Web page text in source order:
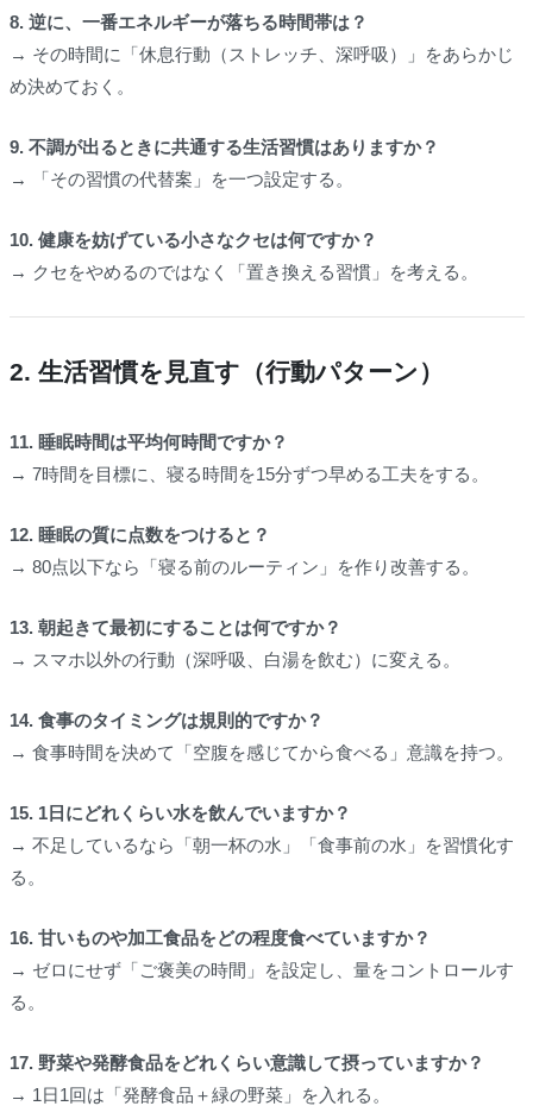
8. 逆に、一番エネルギーが落ちる時間帯は？
→ その時間に「休息行動（ストレッチ、深呼吸）」をあらかじ
め決めておく。
9. 不調が出るときに共通する生活習慣はありますか？
→ 「その習慣の代替案」を一つ設定する。
10. 健康を妨げている小さなクセは何ですか？
→ クセをやめるのではなく「置き換える習慣」を考える。
2. 生活習慣を見直す（行動パターン）
11. 睡眠時間は平均何時間ですか？
→ 7時間を目標に、寝る時間を15分ずつ早める工夫をする。
12. 睡眠の質に点数をつけると？
→ 80点以下なら「寝る前のルーティン」を作り改善する。
13. 朝起きて最初にすることは何ですか？
→ スマホ以外の行動（深呼吸、白湯を飲む）に変える。
14. 食事のタイミングは規則的ですか？
→ 食事時間を決めて「空腹を感じてから食べる」意識を持つ。
15. 1日にどれくらい水を飲んでいますか？
→ 不足しているなら「朝一杯の水」「食事前の水」を習慣化す
る。
16. 甘いものや加工食品をどの程度食べていますか？
→ ゼロにせず「ご褒美の時間」を設定し、量をコントロールす
る。
17. 野菜や発酵食品をどれくらい意識して摂っていますか？
→ 1日1回は「発酵食品＋緑の野菜」を入れる。